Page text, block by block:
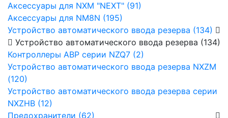
Аксессуары для NXM "NEXT" (91)
Аксессуары для NM8N (195)
Устройство автоматического ввода резерва (134)
Устройство автоматического ввода резерва (134)
Контроллеры АВР серии NZQ7 (2)
Устройство автоматического ввода резерва NXZM
(120)
Устройство автоматического ввода резерва серии
NXZHB (12)
Предохранители (62)